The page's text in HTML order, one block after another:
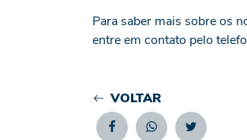
Para saber mais sobre os
entre em contato pelo
VOLTAR
FacebookWhatsappTwitter